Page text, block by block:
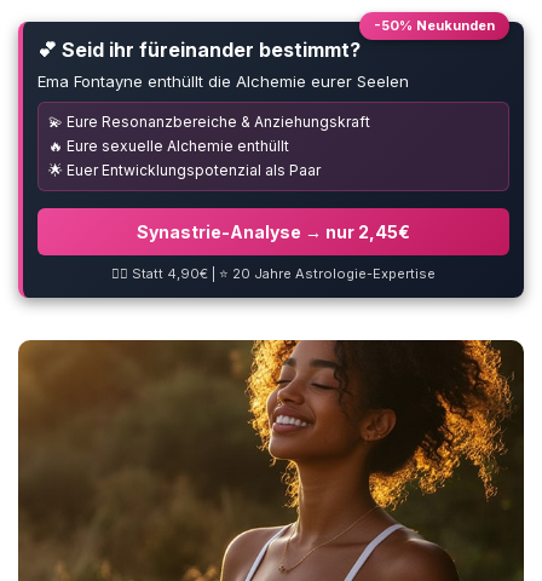
-50% Neukunden
💕 Seid ihr füreinander bestimmt?
Ema Fontayne enthüllt die Alchemie eurer Seelen
💫 Eure Resonanzbereiche & Anziehungskraft
🔥 Eure sexuelle Alchemie enthüllt
🌟 Euer Entwicklungspotenzial als Paar
Synastrie-Analyse → nur 2,45€
❤️‍🔥 Statt 4,90€ | ⭐ 20 Jahre Astrologie-Expertise